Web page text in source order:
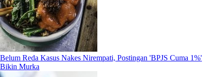
Belum Reda Kasus Nakes Nirempati, Postingan 'BPJS Cuma 1%'
Bikin Murka